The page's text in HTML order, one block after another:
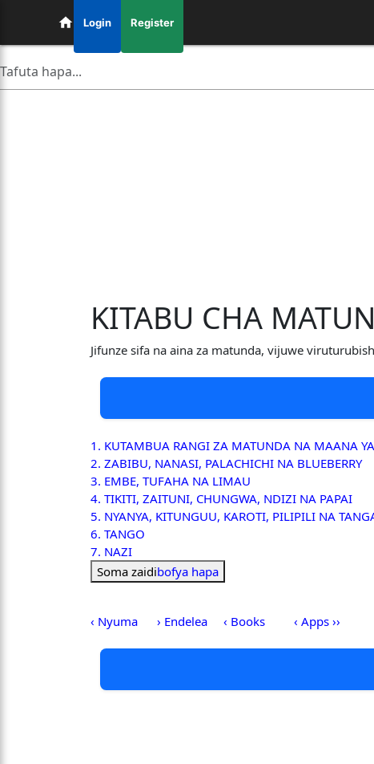
Login Register
KITABU CHA
Jifunze sifa na aina za matunda, vijuwe
1. KUTAMBUA RANGI ZA MATUNDA NA MAANA
2. ZABIBU, NANASI, PALACHICHI NA BLUEBERRY
3. EMBE, TUFAHA NA LIMAU
4. TIKITI, ZAITUNI, CHUNGWA, NDIZI NA PAPAI
5. NYANYA, KITUNGUU, KAROTI, PILIPILI NA
6. TANGO
7. NAZI
Soma zaidibofya hapa
‹ Nyuma › Endelea ‹ Books ‹ Apps ››